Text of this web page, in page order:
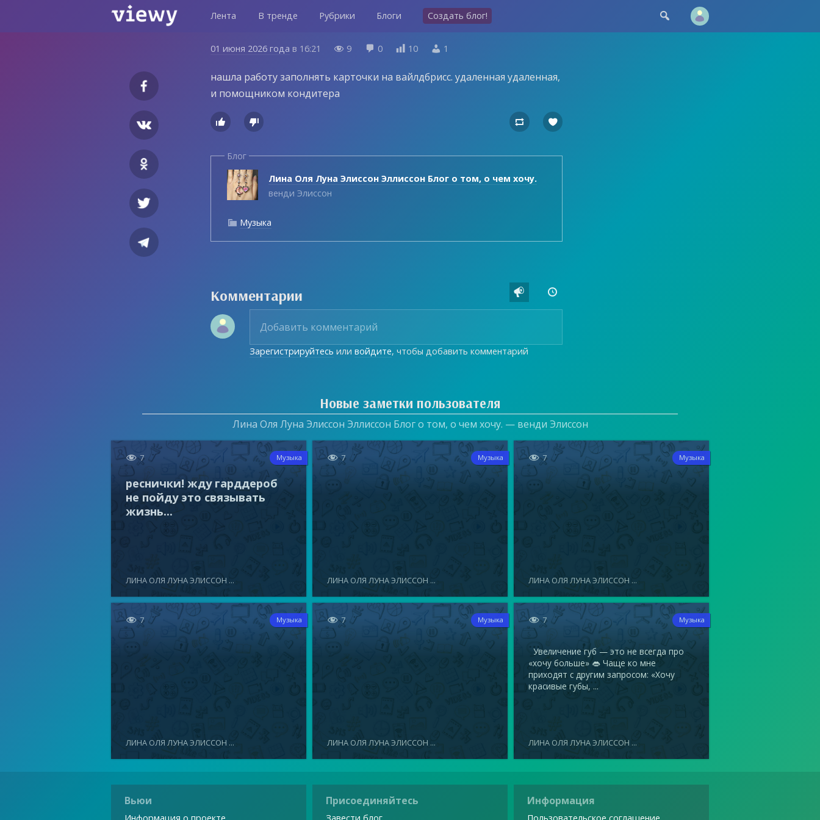
Лента В тренде Рубрики Блоги Создать блог! 
01 июня 2026 года в 16:21  9  0  10  1
нашла работу заполнять карточки на вайлдбрисс. удаленная удаленная,
и помощником кондитера
   
Блог
Лина Оля Луна Элиссон Эллиссон Блог о том, о чем хочу.
венди Элиссон
 Музыка
Комментарии  
Зарегистрируйтесь иливойдите, чтобы добавить комментарий
Новые заметки пользователя
Лина Оля Луна Элиссон Эллиссон Блог о том, о чем хочу. — венди Элиссон
 7 Музыка
реснички! жду гарддероб
не пойду это связывать
жизнь...
ЛИНА ОЛЯ ЛУНА ЭЛИССОН ...
 7 Музыка
ЛИНА ОЛЯ ЛУНА ЭЛИССОН ...
 7 Музыка
ЛИНА ОЛЯ ЛУНА ЭЛИССОН ...
 7 Музыка
ЛИНА ОЛЯ ЛУНА ЭЛИССОН ...
 7 Музыка
ЛИНА ОЛЯ ЛУНА ЭЛИССОН ...
 7 Музыка
Увеличение губ — это не всегда про
«хочу больше» 👄 Чаще ко мне
приходят с другим запросом: «Хочу
красивые губы, ...
ЛИНА ОЛЯ ЛУНА ЭЛИССОН ...
Вьюи Присоединяйтесь Информация